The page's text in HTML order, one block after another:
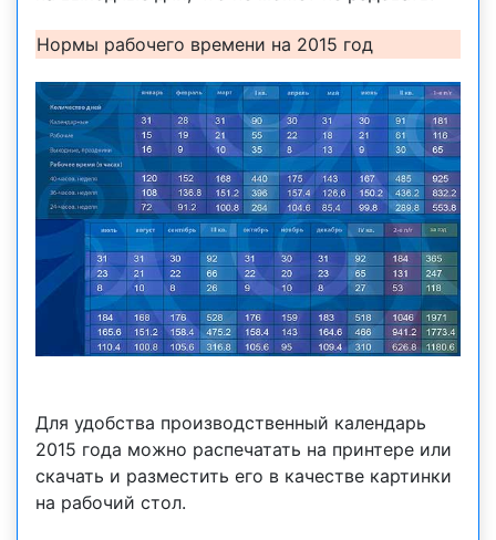
Нормы рабочего времени на 2015 год
Для удобства производственный календарь
2015 года можно распечатать на принтере или
скачать и разместить его в качестве картинки
на рабочий стол.